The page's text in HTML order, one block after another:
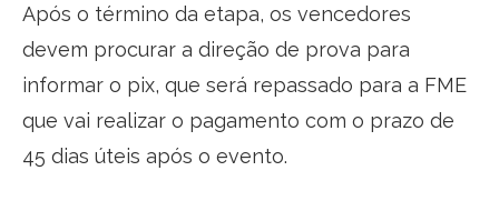
Após o término da etapa, os vencedores
devem procurar a direção de prova para
informar o pix, que será repassado para a FME
que vai realizar o pagamento com o prazo de
45 dias úteis após o evento.